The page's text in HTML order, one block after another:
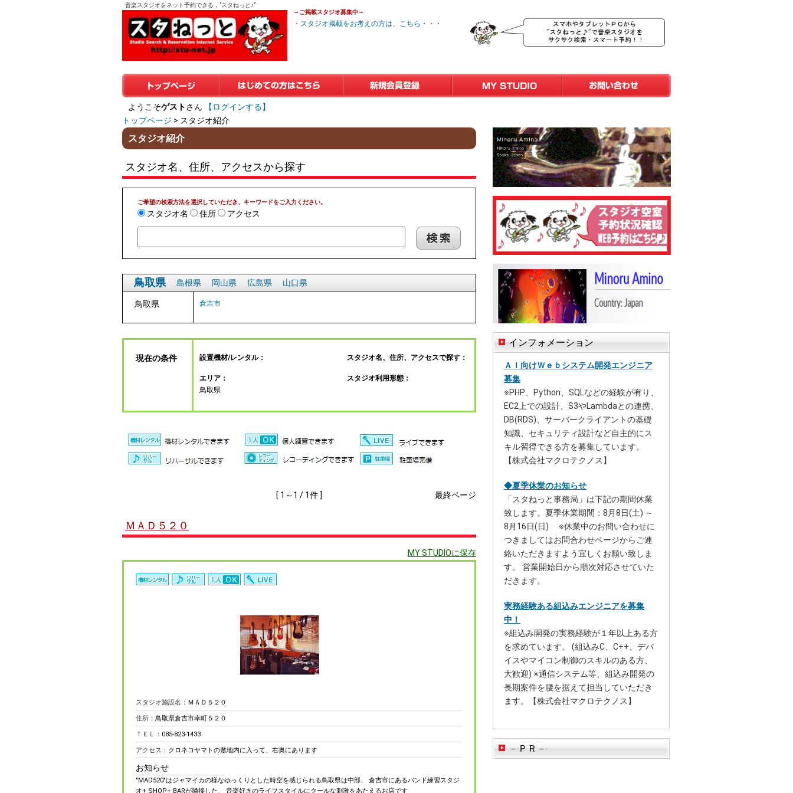
音楽スタジオをネット予約できる，”スタねっと♪”
～ご掲載スタジオ募集中～
・スタジオ掲載をお考えの方は、こちら・・・
トップページ はじめての方はこちら
ようこそゲストさん
【ログインする】
トップページ > スタジオ紹介
スタジオ紹介
スタジオ名、住所、アクセスから探す
ご希望の検索方法を選択していただき、キーワードをご入力ください。
スタジオ名 住所 アクセス
鳥取県 島根県 岡山県 広島県 山口県
鳥取県 倉吉市
現在の条件 設置機材/レンタル：
エリア：
鳥取県
スタジオ名、住所、アクセスで探す：
スタジオ利用形態：
[ 1～1 / 1件 ] 最終ページ
ＭＡＤ５２０
MY STUDIOに保存
スタジオ施設名： ＭＡＤ５２０
住所： 鳥取県倉吉市幸町５２０
ＴＥＬ： 085-823-1433
アクセス： クロネコヤマトの敷地内に入って、右奥にあります
お知らせ
"MAD520"はジャマイカの様なゆっくりとした時空を感じられる鳥取県は中部、 倉吉市にあるバンド練習スタジ
オ+ SHOP+ BARが隣接した、 音楽好きのライフスタイルにクールな刺激をあたえるお店です
インフォメーション
ＡＩ向けＷｅｂシステム開発エンジニア
募集
※PHP、Python、SQLなどの経験が有り、
EC2上での設計、S3やLambdaとの連携、
DB(RDS)、サーバークライアントの基礎
知識、セキュリティ設計など自主的にス
キル習得できる方を募集しています。
【株式会社マクロテクノス】
◆夏季休業のお知らせ
「スタねっと事務局」は下記の期間休業
致します。夏季休業期間：8月8日(土) ～
8月16日(日) ※休業中のお問い合わせに
つきましてはお問合わせページからご連
絡いただきますよう宜しくお願い致しま
す。 営業開始日から順次対応させていた
だきます。
実務経験ある組込みエンジニアを募集
中！
※組込み開発の実務経験が１年以上ある方
を求めています。 (組込みC、C++、デバ
イスやマイコン制御のスキルのある方、
大歓迎) ※通信システム等、組込み開発の
長期案件を腰を据えて担当していただき
ます。【株式会社マクロテクノス】
－ＰＲ－